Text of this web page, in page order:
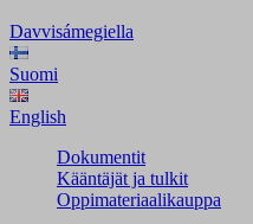
Davvisámegiella
Suomi
English
Dokumentit
Kääntäjät ja tulkit
Oppimateriaalikauppa